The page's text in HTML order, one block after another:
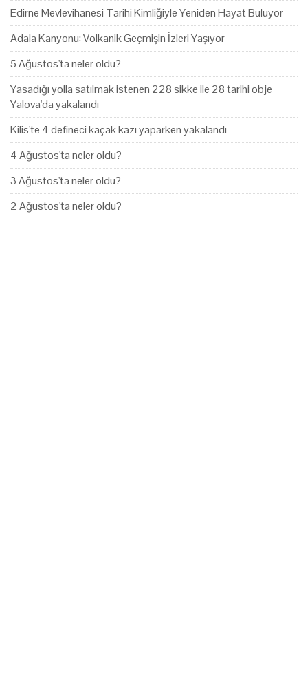
Edirne Mevlevihanesi Tarihi Kimliğiyle Yeniden Hayat Buluyor
Adala Kanyonu: Volkanik Geçmişin İzleri Yaşıyor
5 Ağustos'ta neler oldu?
Yasadığı yolla satılmak istenen 228 sikke ile 28 tarihi obje
Yalova'da yakalandı
Kilis'te 4 defineci kaçak kazı yaparken yakalandı
4 Ağustos'ta neler oldu?
3 Ağustos'ta neler oldu?
2 Ağustos'ta neler oldu?